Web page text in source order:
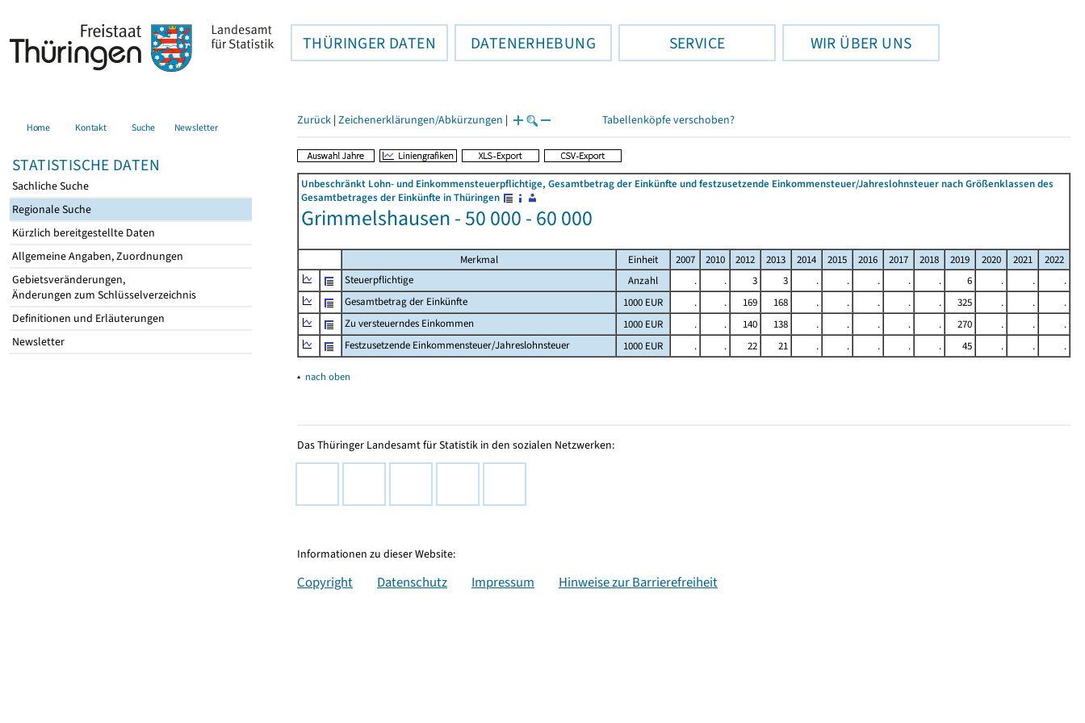
THÜRINGER DATEN DATENERHEBUNG SERVICE WIR ÜBER UNS
Home Kontakt Suche Newsletter
STATISTISCHE DATEN
Sachliche Suche
Regionale Suche
Kürzlich bereitgestellte Daten
Allgemeine Angaben, Zuordnungen
Gebietsveränderungen,
Änderungen zum Schlüsselverzeichnis
Definitionen und Erläuterungen
Newsletter
Zurück | Zeichenerklärungen/Abkürzungen | Tabellenköpfe verschoben?
Unbeschränkt Lohn- und Einkommensteuerpflichtige, Gesamtbetrag der Einkünfte und festzusetzende Einkommensteuer/Jahreslohnsteuer nach Größenklassen des
Gesamtbetrages der Einkünfte in Thüringen
Grimmelshausen - 50 000 - 60 000
Merkmal Einheit 2007 2010 2012 2013 2014 2015 2016 2017 2018 2019 2020 2021
2022
Steuerpflichtige
Anzahl . . 3 3 . . . . . 6 . .
.
Gesamtbetrag der Einkünfte
1000 EUR . . 169 168 . . . . . 325 . .
.
Zu versteuerndes Einkommen
1000 EUR . . 140 138 . . . . . 270 . .
.
Festzusetzende Einkommensteuer/Jahreslohnsteuer
1000 EUR . . 22 21 . . . . . 45 . . .
▴ nach oben
Das Thüringer Landesamt für Statistik in den sozialen Netzwerken:
Informationen zu dieser Website:
Copyright Datenschutz Impressum Hinweise zur Barrierefreiheit